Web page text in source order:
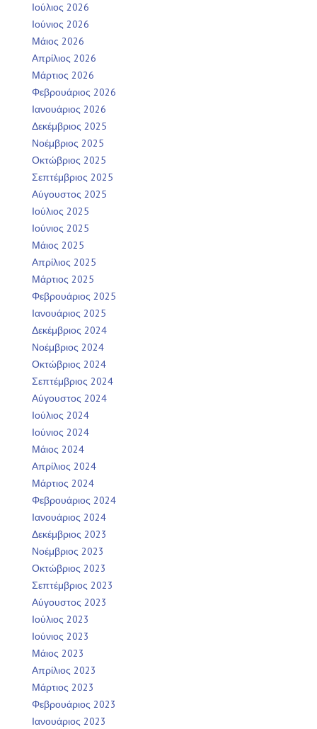
Ιούλιος 2026
Ιούνιος 2026
Μάιος 2026
Απρίλιος 2026
Μάρτιος 2026
Φεβρουάριος 2026
Ιανουάριος 2026
Δεκέμβριος 2025
Νοέμβριος 2025
Οκτώβριος 2025
Σεπτέμβριος 2025
Αύγουστος 2025
Ιούλιος 2025
Ιούνιος 2025
Μάιος 2025
Απρίλιος 2025
Μάρτιος 2025
Φεβρουάριος 2025
Ιανουάριος 2025
Δεκέμβριος 2024
Νοέμβριος 2024
Οκτώβριος 2024
Σεπτέμβριος 2024
Αύγουστος 2024
Ιούλιος 2024
Ιούνιος 2024
Μάιος 2024
Απρίλιος 2024
Μάρτιος 2024
Φεβρουάριος 2024
Ιανουάριος 2024
Δεκέμβριος 2023
Νοέμβριος 2023
Οκτώβριος 2023
Σεπτέμβριος 2023
Αύγουστος 2023
Ιούλιος 2023
Ιούνιος 2023
Μάιος 2023
Απρίλιος 2023
Μάρτιος 2023
Φεβρουάριος 2023
Ιανουάριος 2023